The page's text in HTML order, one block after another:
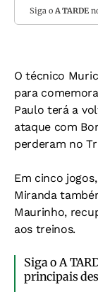
Siga o A TARDE
O técnico
para
Paulo terá a
ataque com
perderam no
Em cinco
Miranda
Maurinho,
aos treinos.
Siga o A
principais